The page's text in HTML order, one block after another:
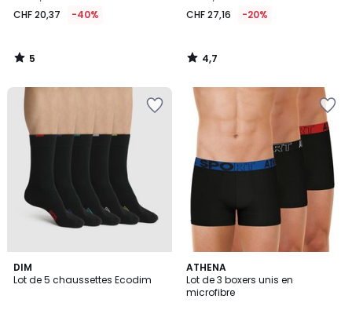
CHF 20,37 -40%
5
/
CHF 27,16 -20%
4,7
/
DIM
Lot de 5 chaussettes Ecodim
4,7
/ 5
2
Couleurs
ATHENA
Lot de 3 boxers unis en
microfibre
4,9
/ 5
2
Couleurs